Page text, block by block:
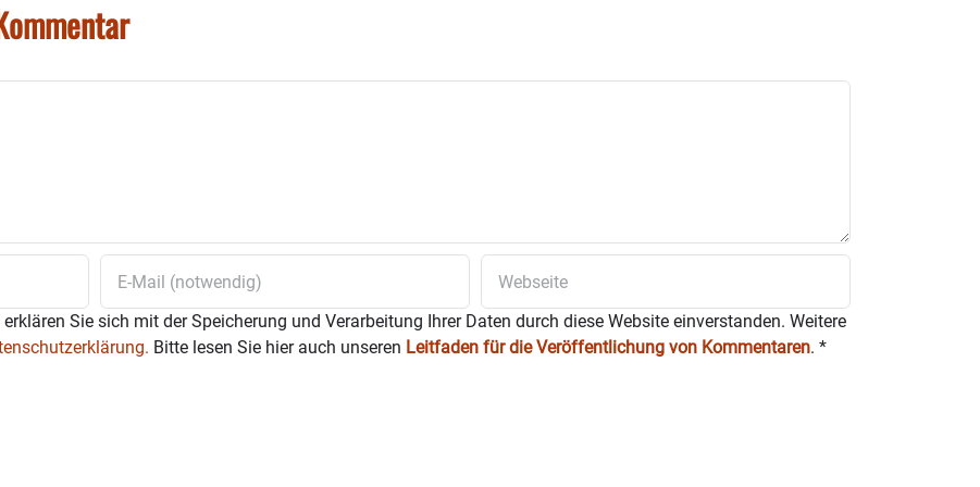
Sie sich mit der Speicherung und Verarbeitung Ihrer Daten durch diese Website einverstanden. Weitere
Bitte lesen Sie hier auch unseren Leitfaden für die Veröffentlichung von Kommentaren. *